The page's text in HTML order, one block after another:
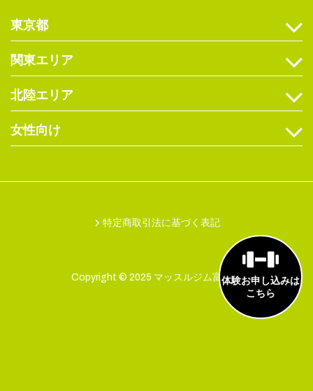
東京都
関東エリア
北陸エリア
女性向け
特定商取引法に基づく表記
Copyright © 2025 マッスルジム富山店体験お申し込みは
こちら